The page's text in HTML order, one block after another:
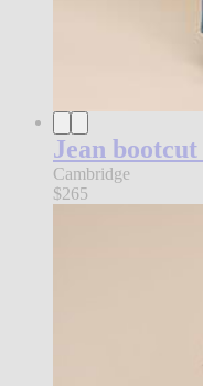
Jean
Cambridge
$265